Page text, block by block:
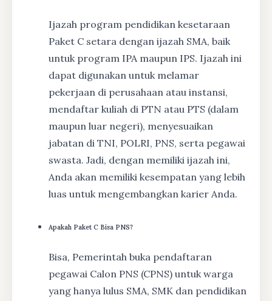
Ijazah program pendidikan kesetaraan
Paket C setara dengan ijazah SMA, baik
untuk program IPA maupun IPS. Ijazah ini
dapat digunakan untuk melamar
pekerjaan di perusahaan atau instansi,
mendaftar kuliah di PTN atau PTS (dalam
maupun luar negeri), menyesuaikan
jabatan di TNI, POLRI, PNS, serta pegawai
swasta. Jadi, dengan memiliki ijazah ini,
Anda akan memiliki kesempatan yang lebih
luas untuk mengembangkan karier Anda.
Apakah Paket C Bisa PNS?
Bisa, Pemerintah buka pendaftaran
pegawai Calon PNS (CPNS) untuk warga
yang hanya lulus SMA, SMK dan pendidikan